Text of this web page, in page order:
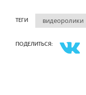
ТЕГИ видеоролики
ПОДЕЛИТЬСЯ: